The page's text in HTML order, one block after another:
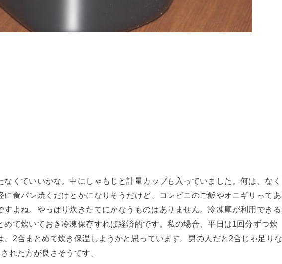
なくていいかな。中にしゃもじと計量カップも入っていました。何は、なく
に食パン焼くだけとかになりそうだけど、コンビニのご飯やオニギリってあ
すよね。やっぱり炊きたてにかなうものはありません。冷凍庫が利用できる
めて炊いておき冷凍保存すれば経済的です。私の場合、平日は1回分ずつ炊
、2合まとめて炊き保温しようかと思っています。男の人だと2合じゃ足りな
れた方が良さそうです。